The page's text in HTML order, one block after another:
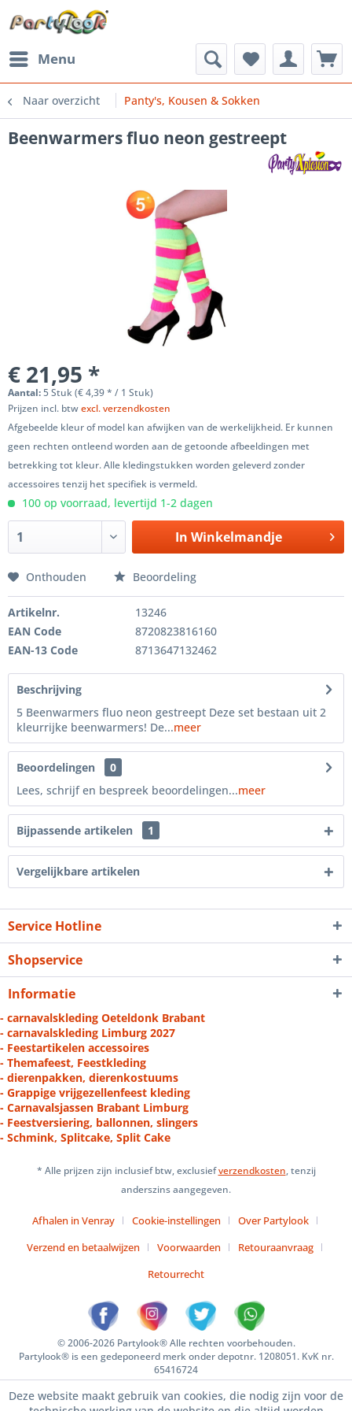
Menu
Naar overzicht Panty's, Kousen & Sokken
Beenwarmers fluo neon gestreept
€ 21,95 *
Aantal:5 Stuk (€ 4,39 * / 1 Stuk)
Prijzen incl. btwexcl. verzendkosten
Afgebeelde kleur of model kan afwijken van de werkelijkheid. Er kunnen
geen rechten ontleend worden aan de getoonde afbeeldingen met
betrekking tot kleur. Alle kledingstukken worden geleverd zonder
accessoires tenzij het specifiek is vermeld.
100 op voorraad, levertijd 1-2 dagen
In Winkelmandje
Onthouden Beoordeling
Artikelnr.
13246
EAN Code
8720823816160
EAN-13 Code
8713647132462
Beschrijving
5 Beenwarmers fluo neon gestreept Deze set bestaan uit 2
kleurrijke beenwarmers! De...meer
Beoordelingen
0
Lees, schrijf en bespreek beoordelingen...meer
Bijpassende artikelen 1
Vergelijkbare artikelen
Service Hotline
Shopservice
Informatie
- carnavalskleding Oeteldonk Brabant
- carnavalskleding Limburg 2027
- Feestartikelen accessoires
- Themafeest, Feestkleding
- dierenpakken, dierenkostuums
- Grappige vrijgezellenfeest kleding
- Carnavalsjassen Brabant Limburg
- Feestversiering, ballonnen, slingers
- Schmink, Splitcake, Split Cake
* Alle prijzen zijn inclusief btw, exclusiefverzendkosten, tenzij
anderszins aangegeven.
Afhalen in Venray Cookie-instellingen
Over Partylook
Verzend en betaalwijzen
Voorwaarden
Retouraanvraag
Retourrecht
© 2006-2026 Partylook® Alle rechten voorbehouden.
Partylook® is een gedeponeerd merk onder depotnr. 1208051. KvK nr.
65416724
Deze website maakt gebruik van cookies, die nodig zijn voor de